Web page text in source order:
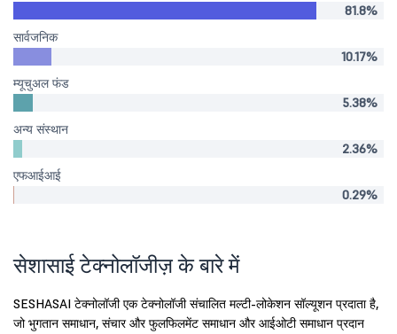
81.8%
सार्वजनिक
10.17%
म्यूचुअल फंड
5.38%
अन्य संस्थान
2.36%
एफआईआई
0.29%
सेशासाई टेक्नोलॉजीज़ के बारे में
SESHASAI टेक्नोलॉजी एक टेक्नोलॉजी संचालित मल्टी-लोकेशन सॉल्यूशन प्रदाता है,
जो भुगतान समाधान, संचार और फुलफिलमेंट समाधान और आईओटी समाधान प्रदान